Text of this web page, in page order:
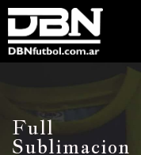
Full
Sublimacion